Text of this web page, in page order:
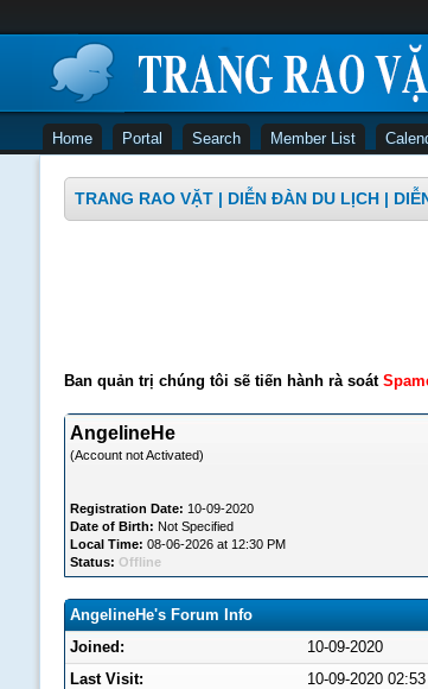
Home Portal Search Member List
TRANG RAO VẶT | DIỄN ĐÀN DU LỊCH |
Ban quản trị chúng tôi sẽ tiến hành rà soát
AngelineHe
(Account not Activated)
Registration Date: 10-09-2020
Date of Birth: Not Specified
Local Time: 08-06-2026 at 12:30 PM
Status: Offline
AngelineHe's Forum Info
Joined:
10-09-2020
Last Visit:
10-09-2020 02:53